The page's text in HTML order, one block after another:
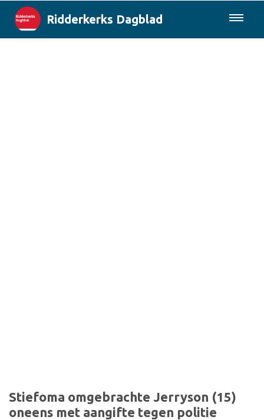
Ridderkerks Dagblad
Stiefoma omgebrachte Jerryson (15)
oneens met aangifte tegen politie